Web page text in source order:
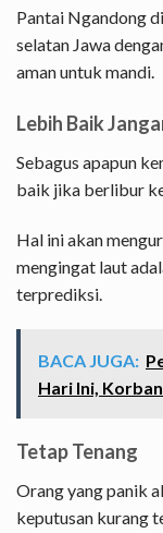
Pantai Ngandong
selatan Jawa
aman untuk mandi.
Lebih Baik
Sebagus apapun
baik jika berlibur
Hal ini akan
mengingat laut
terprediksi.
BACA JUGA:
Hari Ini,
Tetap Tenang
Orang yang panik
keputusan kurang